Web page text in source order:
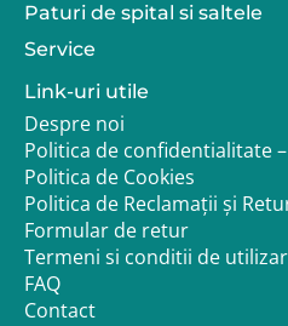
Paturi de spital si saltele
Service
Link-uri utile
Despre noi
Politica de confidentialitate –
Politica de Cookies
Politica de Reclamații și
Formular de retur
Termeni si conditii de
FAQ
Contact